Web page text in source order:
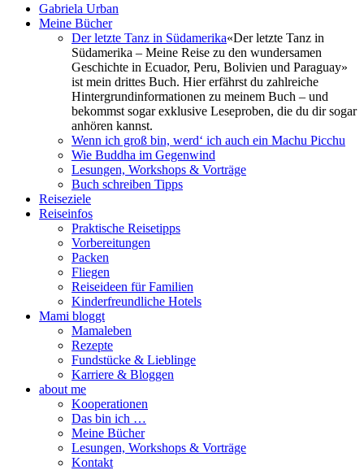
Gabriela Urban
Meine Bücher
Der letzte Tanz in Südamerika«Der letzte Tanz in
Südamerika – Meine Reise zu den wundersamen
Geschichte in Ecuador, Peru, Bolivien und Paraguay»
ist mein drittes Buch. Hier erfährst du zahlreiche
Hintergrundinformationen zu meinem Buch – und
bekommst sogar exklusive Leseproben, die du dir sogar
anhören kannst.
Wenn ich groß bin, werd‘ ich auch ein Machu Picchu
Wie Buddha im Gegenwind
Lesungen, Workshops & Vorträge
Buch schreiben Tipps
Reiseziele
Reiseinfos
Praktische Reisetipps
Vorbereitungen
Packen
Fliegen
Reiseideen für Familien
Kinderfreundliche Hotels
Mami bloggt
Mamaleben
Rezepte
Fundstücke & Lieblinge
Karriere & Bloggen
about me
Kooperationen
Das bin ich …
Meine Bücher
Lesungen, Workshops & Vorträge
Kontakt